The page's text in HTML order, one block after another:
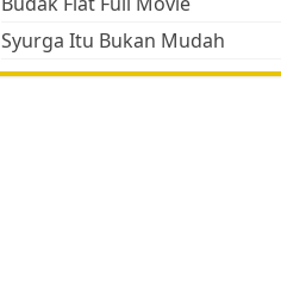
Syurga Itu Bukan Mudah